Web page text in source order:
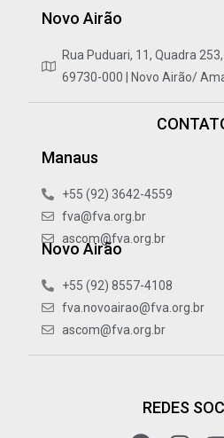
Novo Airão
Rua Puduari, 11, Quadra
69730-000 | Novo Airão/
Manaus
+55 (92) 3642-4559
fva@fva.org.br
ascom@fva.org.br
Novo Airão
+55 (92) 8557-4108
fva.novoairao@fva.org.br
ascom@fva.org.br
REDES